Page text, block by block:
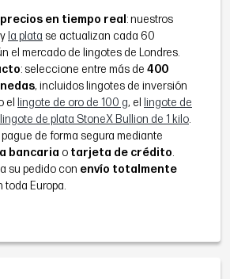
en tiempo real : nuestros
y la plata se actualizan cada 60
el mercado de lingotes de Londres.
: seleccione entre más de 400
, incluidos lingotes de inversión
el lingote de oro de 100 g, el lingote de
lingote de plata StoneX Bullion de 1 kilo.
pague de forma segura mediante
bancaria o tarjeta de crédito.
su pedido con envío totalmente
toda Europa.